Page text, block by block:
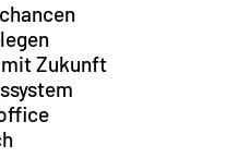
Zukunft